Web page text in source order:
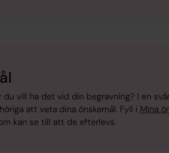
du vill ha det vid din begravning? I en
att veta dina önskemål. Fyll i Mina
kan se till att de efterlevs.